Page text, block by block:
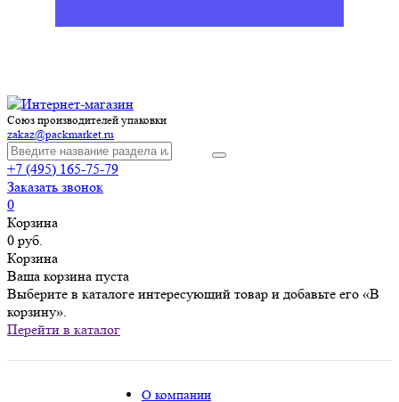
Союз производителей упаковки
zakaz@packmarket.ru
+7 (495) 165-75-79
Заказать звонок
0
Корзина
0 руб.
Корзина
Ваша корзина пуста
Выберите в каталоге интересующий товар и добавьте его «В
корзину».
Перейти в каталог
О компании